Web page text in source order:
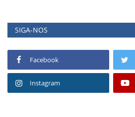
SIGA-NOS
Facebook
Instagram